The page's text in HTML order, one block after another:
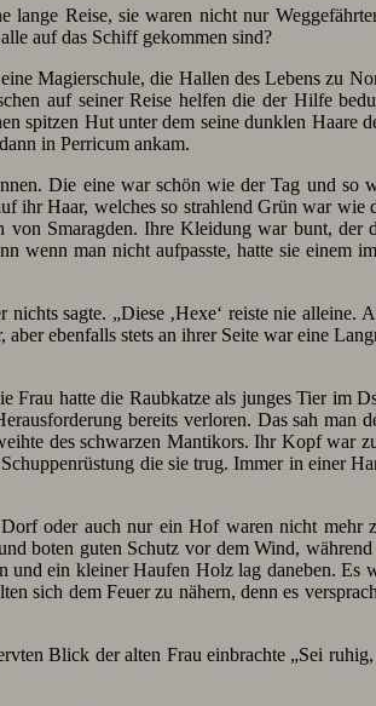
Reise, sie waren nicht nur
auf das Schiff gekommen sind?
Magierschule, die Hallen des Lebens zu
auf seiner Reise helfen die der Hilfe
spitzen Hut unter dem seine dunklen Haare
in Perricum ankam.
Die eine war schön wie der Tag und so
ihr Haar, welches so strahlend Grün war wie
Smaragden. Ihre Kleidung war bunt, der
wenn man nicht aufpasste, hatte sie einem
sagte. „Diese ‚Hexe‘ reiste nie alleine.
ebenfalls stets an ihrer Seite war eine
Frau hatte die Raubkatze als junges Tier im
bereits verloren. Das sah man
des schwarzen Mantikors. Ihr Kopf war
die sie trug. Immer in einer
oder auch nur ein Hof waren nicht mehr
boten guten Schutz vor dem Wind,
und ein kleiner Haufen Holz lag daneben. Es
sich dem Feuer zu nähern, denn es
Blick der alten Frau einbrachte „Sei